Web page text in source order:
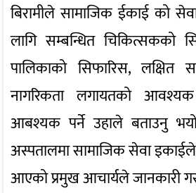
बिरामीले सामाजिक ईकाई को
लागि सम्बन्धित चिकित्सकको
पालिकाको सिफारिस, लक्षित
नागरिकता लगायतको
आबश्यक पर्ने उहाले बताउनु भयो
अस्पतालमा सामाजिक सेवा
आएको प्रमुख आचार्यले जानकारी